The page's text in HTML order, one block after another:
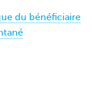
du bénéficiaire